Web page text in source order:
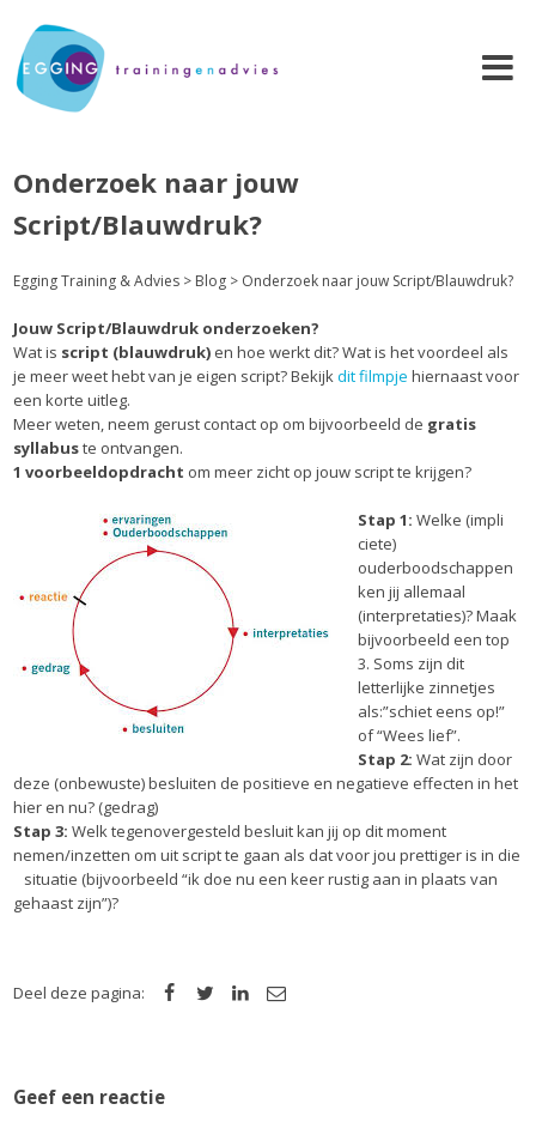
Onderzoek naar jouw
Script/Blauwdruk?
Egging Training & Advies > Blog > Onderzoek naar jouw Script/Blauwdruk?
Jouw Script/Blauwdruk onderzoeken?
Wat is script (blauwdruk) en hoe werkt dit? Wat is het voordeel als
je meer weet hebt van je eigen script? Bekijkdit filmpje hiernaast voor
een korte uitleg.
Meer weten, neem gerust contact op om bijvoorbeeld de gratis
syllabuste ontvangen.
1 voorbeeldopdracht om meer zicht op jouw script te krijgen?
Stap 1: Welke (impli
ciete)
ouderboodschappen
ken jij allemaal
(interpretaties)? Maak
bijvoorbeeld een top
3. Soms zijn dit
letterlijke zinnetjes
als:”schiet eens op!”
of “Wees lief”.
Stap 2: Wat zijn door
deze (onbewuste) besluiten de positieve en negatieve effecten in het
hier en nu? (gedrag)
Stap 3: Welk tegenovergesteld besluit kan jij op dit moment
nemen/inzetten om uit script te gaan als dat voor jou prettiger is in die
situatie (bijvoorbeeld “ik doe nu een keer rustig aan in plaats van
gehaast zijn”)?
Deel deze pagina:
Geef een reactie